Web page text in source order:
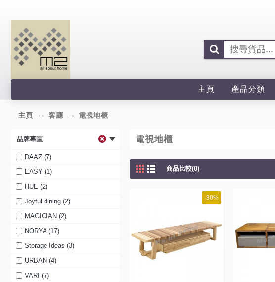
主頁 產品分類
主頁 客廳 電視地櫃
品牌專區
DAAZ (7)
EASY (1)
HUE (2)
Joyful dining (2)
MAGICIAN (2)
NORYA (17)
Storage Ideas (3)
URBAN (4)
VARI (7)
電視地櫃
商品比較(0)
-30%